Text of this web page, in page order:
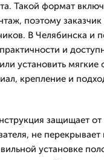
Такой формат
поэтому заказчик
В Челябинска и
и
установить
крепление и
защищает от
не перекрывает
установке